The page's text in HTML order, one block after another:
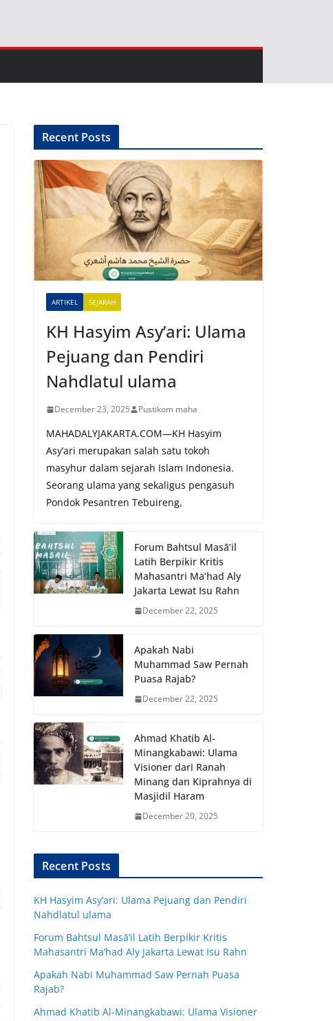
Recent Posts
ARTIKEL SEJARAH
KH Hasyim Asy’ari: Ulama
Pejuang dan Pendiri
Nahdlatul ulama
December 23, 2025 Pustikom maha
MAHADALYJAKARTA.COM—KH Hasyim
Asy’ari merupakan salah satu tokoh
masyhur dalam sejarah Islam Indonesia.
Seorang ulama yang sekaligus pengasuh
Pondok Pesantren Tebuireng,
Forum Bahtsul Masā’il
Latih Berpikir Kritis
Mahasantri Ma’had Aly
Jakarta Lewat Isu Rahn
December 22, 2025
Apakah Nabi
Muhammad Saw Pernah
Puasa Rajab?
December 22, 2025
Ahmad Khatib Al-
Minangkabawi: Ulama
Visioner dari Ranah
Minang dan Kiprahnya di
Masjidil Haram
December 20, 2025
Recent Posts
KH Hasyim Asy’ari: Ulama Pejuang dan Pendiri
Nahdlatul ulama
Forum Bahtsul Masā’il Latih Berpikir Kritis
Mahasantri Ma’had Aly Jakarta Lewat Isu Rahn
Apakah Nabi Muhammad Saw Pernah Puasa
Rajab?
Ahmad Khatib Al-Minangkabawi: Ulama Visioner